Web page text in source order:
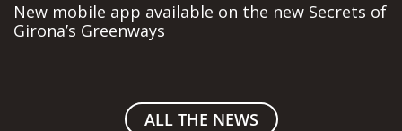
New mobile app available on the new Secrets of
Girona’s Greenways
ALL THE NEWS